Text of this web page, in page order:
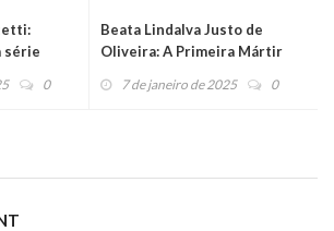
série
da
0
Beata Lindalva Justo de
Oliveira: A Primeira Mártir
7 de janeiro de 2025 0